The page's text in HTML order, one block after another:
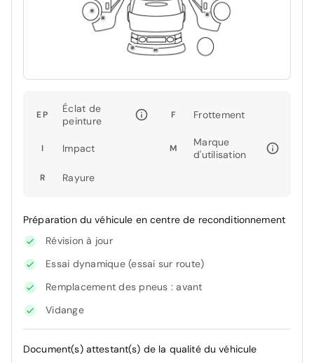
EP
Éclat de
peinture
F Frottement
I Impact M
Marque
d'utilisation
R Rayure
Préparation du véhicule en centre de reconditionnement
Révision à jour
Essai dynamique (essai sur route)
Remplacement des pneus : avant
Vidange
Document(s) attestant(s) de la qualité du véhicule